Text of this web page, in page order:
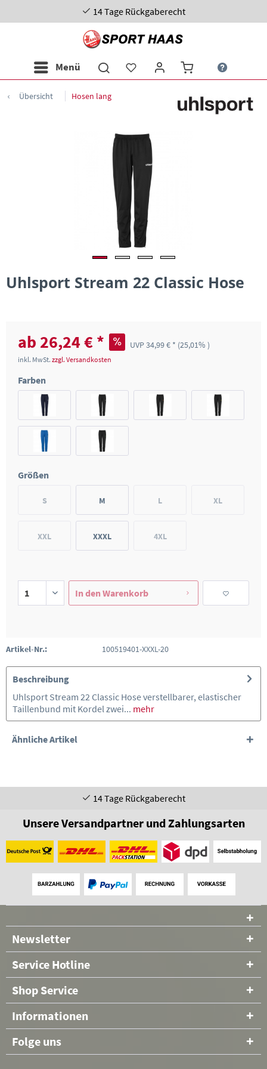
14 Tage Rückgaberecht
Menü
Übersicht Hosen lang
Uhlsport Stream 22 Classic Hose
ab 26,24 € * UVP 34,99 € * (25,01% )
inkl. MwSt. zzgl. Versandkosten
Farben
Größen
S M L XL
XXL XXXL 4XL
In den Warenkorb
Artikel-Nr.: 100519401-XXXL-20
Beschreibung
Uhlsport Stream 22 Classic Hose verstellbarer, elastischer
Taillenbund mit Kordel zwei... mehr
Ähnliche Artikel
14 Tage Rückgaberecht
Unsere Versandpartner und Zahlungsarten
Newsletter
Service Hotline
Shop Service
Informationen
Folge uns